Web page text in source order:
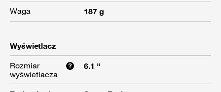
Waga
187 g
Wyświetlacz
Rozmiar
wyświetlacza
6.1 "